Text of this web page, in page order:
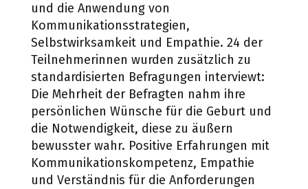
und die Anwendung von
Kommunikationsstrategien,
Selbstwirksamkeit und Empathie. 24 der
Teilnehmerinnen wurden zusätzlich zu
standardisierten Befragungen interviewt:
Die Mehrheit der Befragten nahm ihre
persönlichen Wünsche für die Geburt und
die Notwendigkeit, diese zu äußern
bewusster wahr. Positive Erfahrungen mit
Kommunikationskompetenz, Empathie
und Verständnis für die Anforderungen